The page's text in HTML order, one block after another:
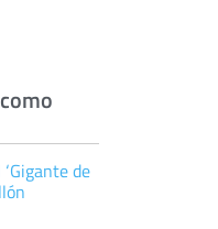
y
cómo
de